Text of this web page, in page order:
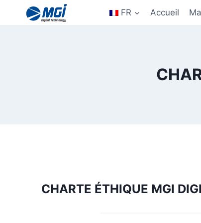
FR Accueil
CHARTE ÉTHIQUE MGI